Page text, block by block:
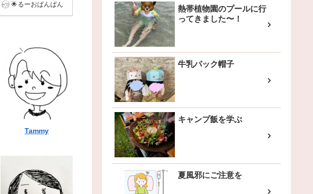
🌟るーおぱんぱん
Tammy
熱帯植物園のプールに行
ってきました〜！
牛乳パック帽子
キャンプ飯を学ぶ
夏風邪にご注意を